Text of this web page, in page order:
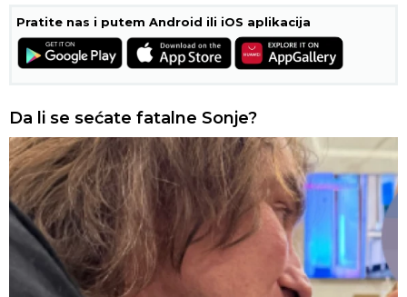
Pratite nas i putem Android ili iOS aplikacija
Da li se sećate fatalne Sonje?